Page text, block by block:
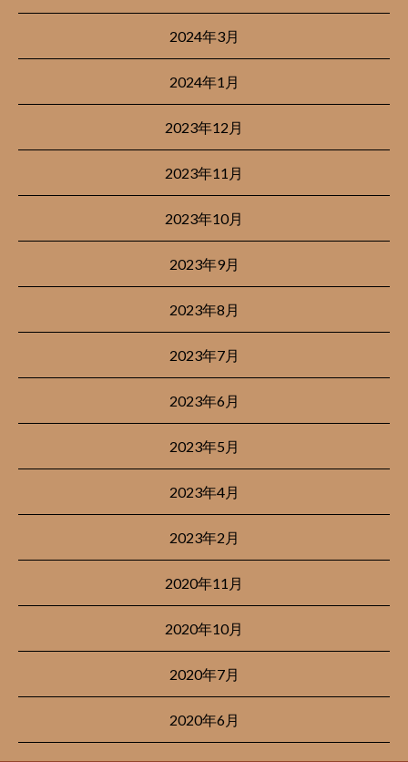
2024年3月
2024年1月
2023年12月
2023年11月
2023年10月
2023年9月
2023年8月
2023年7月
2023年6月
2023年5月
2023年4月
2023年2月
2020年11月
2020年10月
2020年7月
2020年6月